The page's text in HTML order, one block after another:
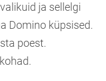
ja sellelgi
Domino küpsised.
poest.